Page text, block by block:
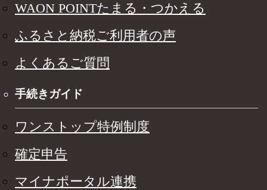
WAON POINTたまる・つかえる
ふるさと納税ご利用者の声
よくあるご質問
手続きガイド
ワンストップ特例制度
確定申告
マイナポータル連携